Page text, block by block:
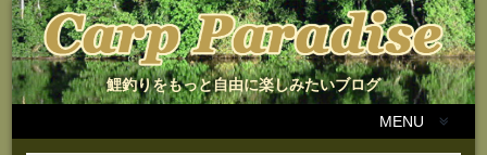
鯉釣りをもっと自由に楽しみたいブログ
MENU